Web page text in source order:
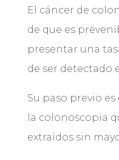
El cáncer de
de que es
presentar una
de ser detectado
Su paso previo
la colonoscopia
extraidos sin